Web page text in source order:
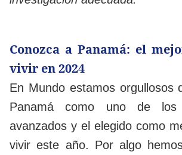
Conozca a Panamá: el
vivir en 2024
En Mundo estamos orgullosos
Panamá como uno de
avanzados y el elegido como
vivir este año. Por algo